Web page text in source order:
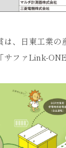
は、日東工業の
サファLink-